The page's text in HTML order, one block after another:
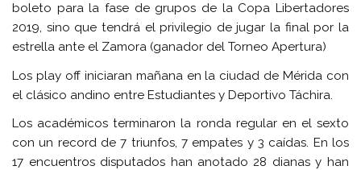
boleto para la fase de grupos de la Copa Libertadores
2019, sino que tendrá el privilegio de jugar la final por la
estrella ante el Zamora (ganador del Torneo Apertura)
Los play off iniciaran mañana en la ciudad de Mérida con
el clásico andino entre Estudiantes y Deportivo Táchira.
Los académicos terminaron la ronda regular en el sexto
con un record de 7 triunfos, 7 empates y 3 caídas. En los
17 encuentros disputados han anotado 28 dianas y han